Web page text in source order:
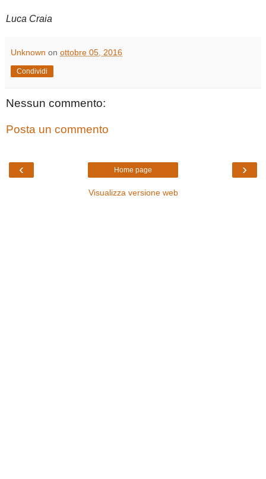
Luca Craia
Unknown on ottobre 05, 2016
Condividi
Nessun commento:
Posta un commento
‹ ›
Home page
Visualizza versione web